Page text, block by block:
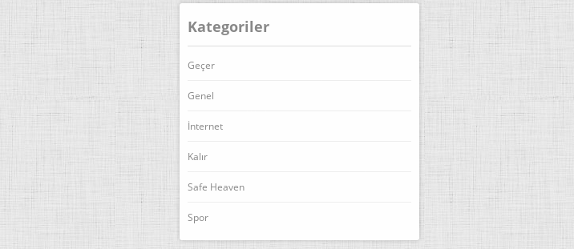
Kategoriler
Geçer
Genel
İnternet
Kalır
Safe Heaven
Spor